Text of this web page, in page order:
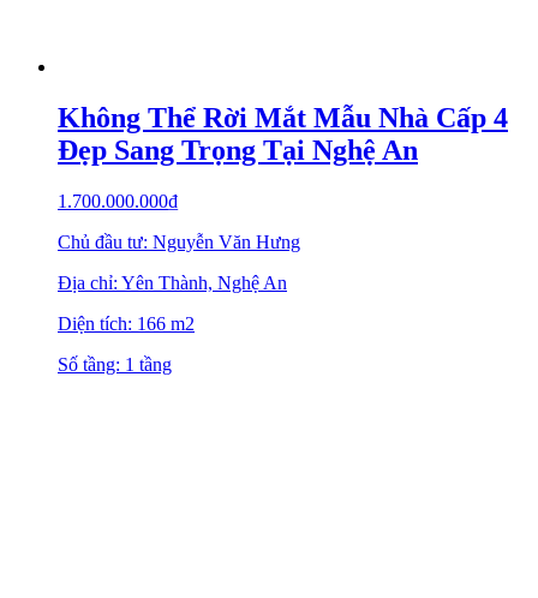
Không Thể Rời Mắt Mẫu Nhà Cấp 4
Đẹp Sang Trọng Tại Nghệ An
1.700.000.000₫
Chủ đầu tư: Nguyễn Văn Hưng
Địa chỉ: Yên Thành, Nghệ An
Diện tích: 166 m2
Số tầng: 1 tầng